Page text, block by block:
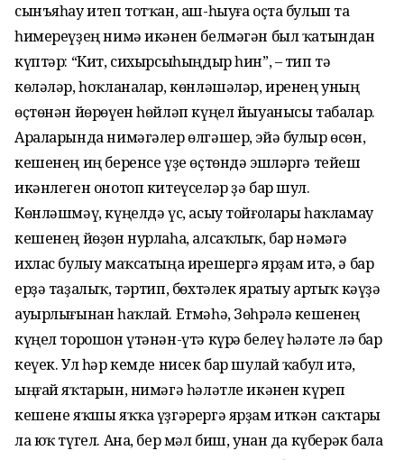
сынъяһау итеп тотҡан, аш-һыуға оҫта булып та
һимереүҙең нимә икәнен белмәгән был ҡатындан
күптәр: “Кит, сихырсыһыңдыр һин”, – тип тә
көләләр, һоҡланалар, көнләшәләр, иренең уның
өҫтөнән йөрөүен һөйләп күңел йыуанысы табалар.
Араларында нимәгәлер өлгәшер, эйә булыр өсөн,
кешенең иң беренсе үҙе өҫтөндә эшләргә тейеш
икәнлеген онотоп китеүселәр ҙә бар шул.
Көнләшмәү, күңелдә үс, асыу тойғолары һаҡламау
кешенең йөҙөн нурлаһа, алсаҡлыҡ, бар нәмәгә
ихлас булыу маҡсатыңа ирешергә ярҙам итә, ә бар
ерҙә таҙалыҡ, тәртип, бөхтәлек яратыу артыҡ кәүҙә
ауырлығынан һаҡлай. Етмәһә, Зөһрәлә кешенең
күңел торошон үтәнән-үтә күрә белеү һәләте лә бар
кеүек. Ул һәр кемде нисек бар шулай ҡабул итә,
ыңғай яҡтарын, нимәгә һәләтле икәнен күреп
кешене яҡшы яҡҡа үҙгәрергә ярҙам иткән саҡтары
ла юҡ түгел. Ана, бер мәл биш, унан да күберәк бала